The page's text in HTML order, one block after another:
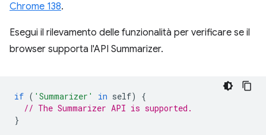
Chrome 138.
Esegui il rilevamento delle funzionalità per verificare se il
browser supporta l'API Summarizer.
if ( 'Summarizer' in self)
{
// The Summarizer API is supported.
}